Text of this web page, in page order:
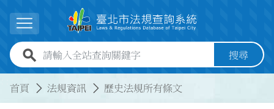
展開選單
全站查詢關鍵字欄位 搜尋
首頁 法規資訊 歷史法規所有條文